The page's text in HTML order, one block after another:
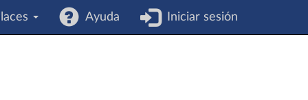
Ayuda Iniciar sesión